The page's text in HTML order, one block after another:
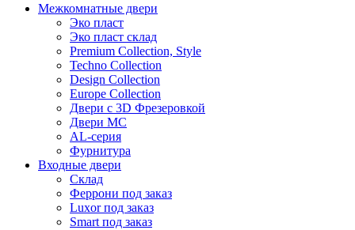
Межкомнатные двери
Эко пласт
Эко пласт склад
Premium Collection, Style
Techno Collection
Design Collection
Europe Collection
Двери с 3D Фрезеровкой
Двери МС
AL-серия
Фурнитура
Входные двери
Склад
Феррони под заказ
Luxor под заказ
Smart под заказ